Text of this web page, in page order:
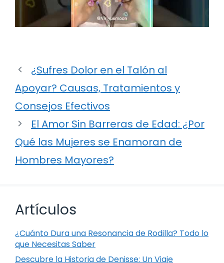
¿Sufres Dolor en el Talón al
Apoyar? Causas, Tratamientos y
Consejos Efectivos
El Amor Sin Barreras de Edad: ¿Por
Qué las Mujeres se Enamoran de
Hombres Mayores?
Artículos
¿Cuánto Dura una Resonancia de Rodilla? Todo lo
que Necesitas Saber
Descubre la Historia de Denisse: Un Viaje